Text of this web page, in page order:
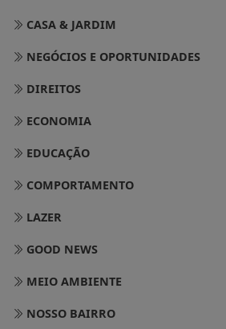
CASA & JARDIM
NEGÓCIOS E OPORTUNIDADES
DIREITOS
ECONOMIA
EDUCAÇÃO
COMPORTAMENTO
LAZER
GOOD NEWS
MEIO AMBIENTE
NOSSO BAIRRO